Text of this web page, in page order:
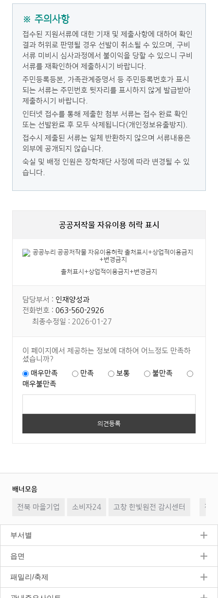
※ 주의사항
접수된 지원서류에 대한 기재 및 제출사항에 대하여 확인
결과 허위로 판명될 경우 선발이 취소될 수 있으며, 구비
서류 미비시 심사과정에서 불이익을 당할 수 있으니 구비
서류를 재확인하여 제출하시기 바랍니다.
주민등록등본, 가족관계증명서 등 주민등록번호가 표시
되는 서류는 주민번호 뒷자리를 표시하지 않게 발급받아
제출하시기 바랍니다.
인터넷 접수를 통해 제출한 첨부 서류는 접수 완료 확인
또는 선발완료 후 모두 삭제됩니다(개인정보유출방지).
접수시 제출된 서류는 일체 반환하지 않으며 서류내용은
외부에 공개되지 않습니다.
숙실 및 배정 인원은 장학재단 사정에 따라 변경될 수 있
습니다.
공공저작물 자유이용 허락 표시
출처표시+상업적이용금지+변경금지
담당부서 : 인재양성과
전화번호 : 063-560-2926
최종수정일 : 2026-01-27
이 페이지에서 제공하는 정보에 대하여 어느정도 만족하
셨습니까?
매우만족
만족 보통
불만족
매우불만족
배너모음
전
지
전북 마을기업 소비자24 고창 한빛원전 감시센터 전
부서별
읍면
패밀리/축제